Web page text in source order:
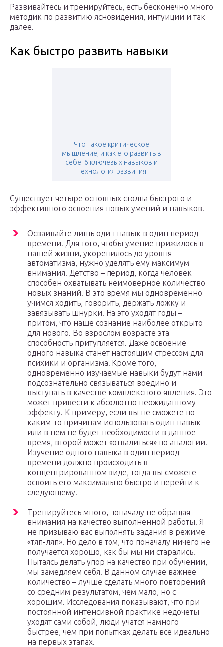
Развивайтесь и тренируйтесь, есть бесконечно много
методик по развитию ясновидения, интуиции и так
далее.
Как быстро развить навыки
Что такое критическое
мышление, и как его развить в
себе: 6 ключевых навыков и
технология развития
Существует четыре основных столпа быстрого и
эффективного освоения новых умений и навыков.
Осваивайте лишь один навык в один период
времени. Для того, чтобы умение прижилось в
нашей жизни, укоренилось до уровня
автоматизма, нужно уделять ему максимум
внимания. Детство – период, когда человек
способен охватывать неимоверное количество
новых знаний. В это время мы одновременно
учимся ходить, говорить, держать ложку и
завязывать шнурки. На это уходят годы –
притом, что наше сознание наиболее открыто
для нового. Во взрослом возрасте эта
способность притупляется. Даже освоение
одного навыка станет настоящим стрессом для
психики и организма. Кроме того,
одновременно изучаемые навыки будут нами
подсознательно связываться воедино и
выступать в качестве комплексного явления. Это
может привести к абсолютно неожиданному
эффекту. К примеру, если вы не сможете по
каким-то причинам использовать один навык
или в нем не будет необходимости в данное
время, второй может «отвалиться» по аналогии.
Изучение одного навыка в один период
времени должно происходить в
концентрированном виде, тогда вы сможете
освоить его максимально быстро и перейти к
следующему.
Тренируйтесь много, поначалу не обращая
внимания на качество выполненной работы. Я
не призываю вас выполнять задания в режиме
«тяп-ляп». Но дело в том, что поначалу ничего не
получается хорошо, как бы мы ни старались.
Пытаясь делать упор на качество при обучении,
мы замедляем себя. В данном случае важнее
количество – лучше сделать много повторений
со средним результатом, чем мало, но с
хорошим. Исследования показывают, что при
постоянной интенсивной практике недочеты
уходят сами собой, люди учатся намного
быстрее, чем при попытках делать все идеально
на первых этапах.